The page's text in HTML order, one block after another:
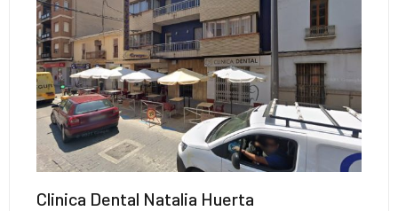
Clinica Dental Natalia Huerta